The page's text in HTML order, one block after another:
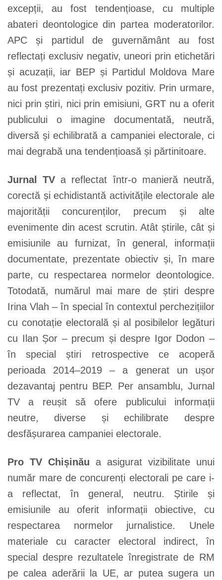
excepții, au fost tendențioase, cu multiple
abateri deontologice din partea moderatorilor.
APC și partidul de guvernământ au fost
reflectați exclusiv negativ, uneori prin etichetări
și acuzații, iar BEP și Partidul Moldova Mare
au fost prezentați exclusiv pozitiv. Prin urmare,
nici prin știri, nici prin emisiuni, GRT nu a oferit
publicului o imagine documentată, neutră,
diversă și echilibrată a campaniei electorale, ci
mai degrabă una tendențioasă și părtinitoare.
Jurnal TV a reflectat într-o manieră neutră,
corectă și echidistantă activitățile electorale ale
majorității concurenților, precum și alte
evenimente din acest scrutin. Atât știrile, cât și
emisiunile au furnizat, în general, informații
documentate, prezentate obiectiv și, în mare
parte, cu respectarea normelor deontologice.
Totodată, numărul mai mare de știri despre
Irina Vlah – în special în contextul perchezițiilor
cu conotație electorală și al posibilelor legături
cu Ilan Șor – precum și despre Igor Dodon –
în special știri retrospective ce acoperă
perioada 2014–2019 – a generat un ușor
dezavantaj pentru BEP. Per ansamblu, Jurnal
TV a reușit să ofere publicului informații
neutre, diverse și echilibrate despre
desfășurarea campaniei electorale.
Pro TV Chișinău a asigurat vizibilitate unui
număr mare de concurenți electorali pe care i-
a reflectat, în general, neutru. Știrile și
emisiunile au oferit informații obiective, cu
respectarea normelor jurnalistice. Unele
materiale cu caracter electoral indirect, în
special despre rezultatele înregistrate de RM
pe calea aderării la UE, ar putea sugera un